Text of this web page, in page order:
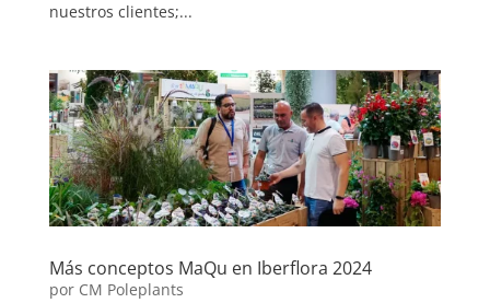
nuestros clientes;...
Más conceptos MaQu en Iberflora 2024
por CM Poleplants